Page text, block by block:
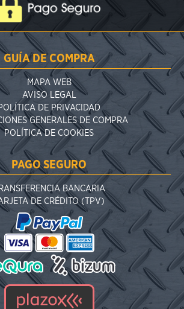
GUÍA DE COMPRA
MAPA WEB
AVISO LEGAL
DE PRIVACIDAD
GENERALES DE COMPRA
POLÍTICA DE COOKIES
PAGO SEGURO
BANCARIA
DE CRÉDITO (TPV)